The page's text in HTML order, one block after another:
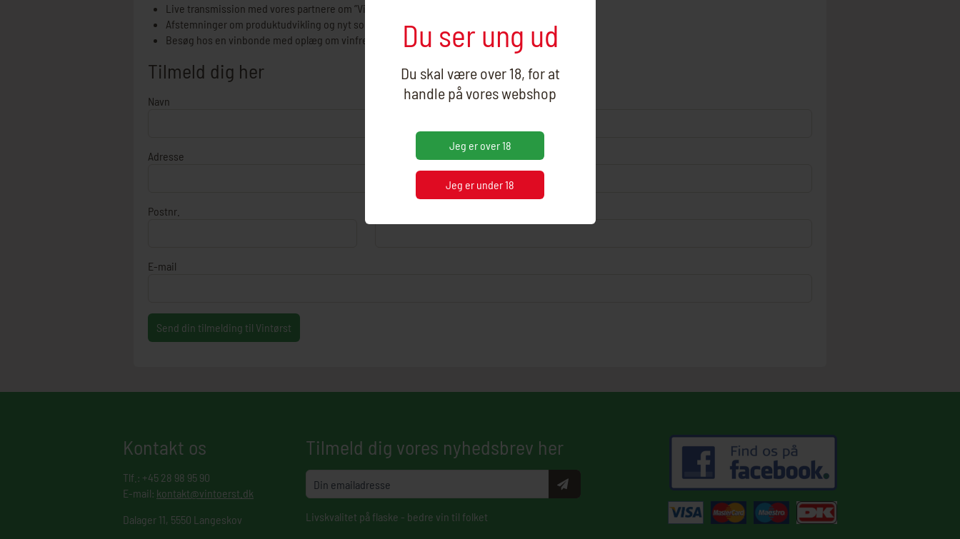
Du ser ung ud
Du skal være over 18, for at
handle på vores webshop
Jeg er over 18
Jeg er under 18
Live transmission med vores partnere om ”Vin og mad”
Afstemninger om produktudvikling og nyt sortiment
Besøg hos en vinbonde med oplæg om vinfremstilling og dyrkning
Tilmeld dig her
Navn
Adresse
Postnr.
E-mail
Send din tilmelding til Vintørst
Kontakt os
Tlf.: +45 28 98 95 90
E-mail: kontakt@vintoerst.dk
Dalager 11, 5550 Langeskov
Tilmeld dig vores nyhedsbrev her
Livskvalitet på flaske - bedre vin til folket